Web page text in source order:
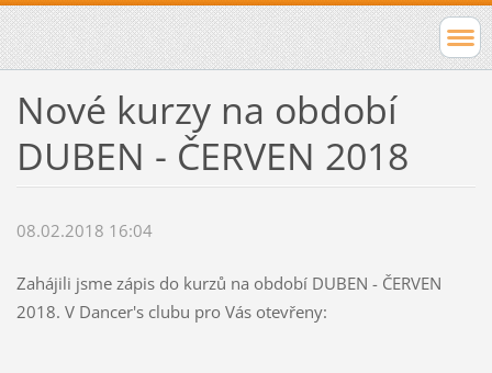
Nové kurzy na období
DUBEN - ČERVEN 2018
08.02.2018 16:04
Zahájili jsme zápis do kurzů na období DUBEN - ČERVEN
2018. V Dancer's clubu pro Vás otevřeny: